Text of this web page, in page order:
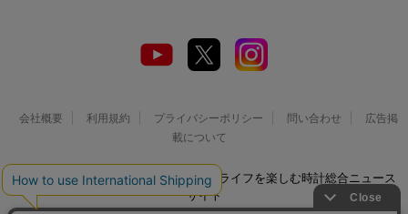
会社概要 利用規約 プライバシーポリシー 問い合わせ
広告掲
載について
© 2026 Watch LIFE NEWS｜ウオッチライフを楽しむ時計総合ニュース
サイト